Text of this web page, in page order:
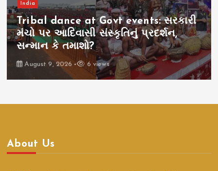
India
Tribal dance at Govt events: સરકારી
મંચો પર આદિવાસી સંસ્કૃતિનું પ્રદર્શન,
સન્માન કે તમાશો?
August 9, 2026 6 views
About Us